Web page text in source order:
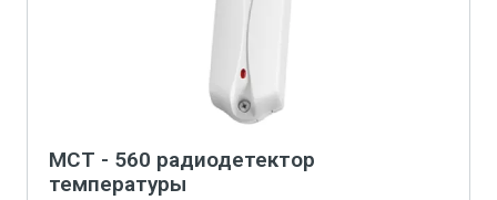
MCT - 560 радиодетектор
температуры